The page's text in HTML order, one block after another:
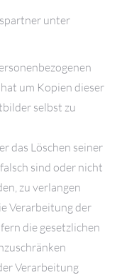
unter
um Kopien dieser
selbst zu
das Löschen seiner
sind oder nicht
zu verlangen
Verarbeitung der
die gesetzlichen
Verarbeitung